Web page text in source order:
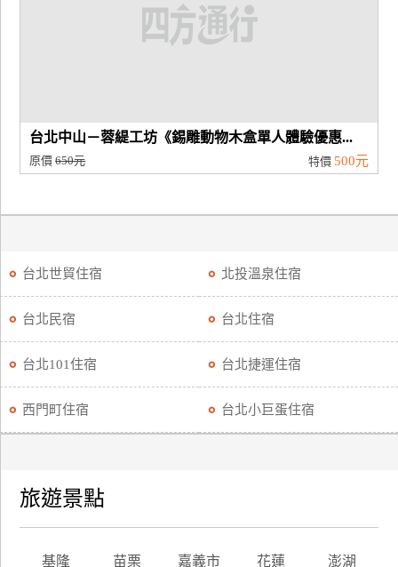
台北中山－蓉緹工坊《錫雕動物木盒單人體驗優惠...
原價650元 特價 500元
台北世貿住宿 北投溫泉住宿
台北民宿 台北住宿
台北101住宿 台北捷運住宿
西門町住宿 台北小巨蛋住宿
旅遊景點
基隆 苗栗 嘉義市 花蓮 澎湖